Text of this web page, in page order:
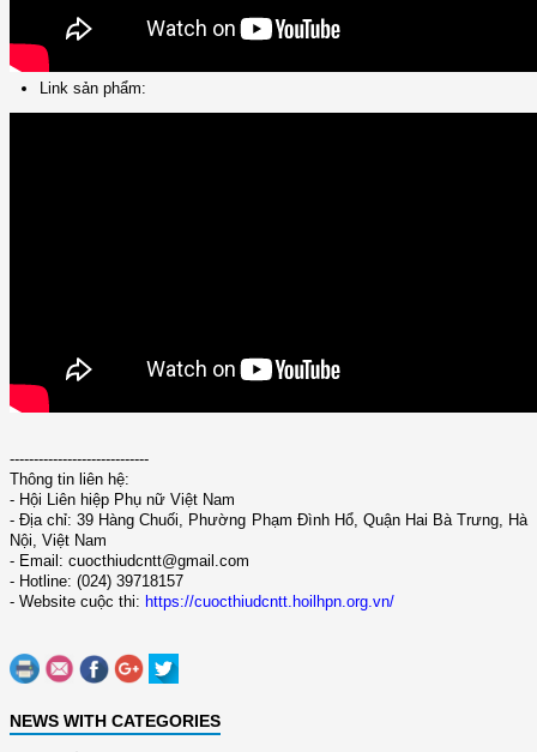
Link sản phẩm:
-----------------------------
Thông tin liên hệ:
- Hội Liên hiệp Phụ nữ Việt Nam
- Địa chỉ: 39 Hàng Chuối, Phường Phạm Đình Hổ, Quận Hai Bà Trưng, Hà
Nội, Việt Nam
- Email: cuocthiudcntt@gmail.com
- Hotline: (024) 39718157
- Website cuộc thi: https://cuocthiudcntt.hoilhpn.org.vn/
NEWS WITH CATEGORIES